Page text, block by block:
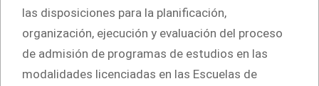
las disposiciones para la planificación,
organización, ejecución y evaluación del proceso
de admisión de programas de estudios en las
modalidades licenciadas en las Escuelas de